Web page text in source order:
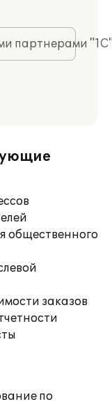
партнерами
общественного
заказов
по